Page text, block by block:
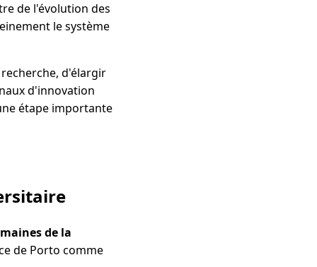
de l'évolution des
le système
d'élargir
d'innovation
étape importante
de la
de Porto comme